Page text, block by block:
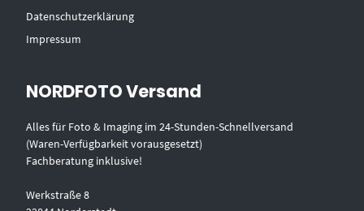
Datenschutzerklärung
Impressum
NORDFOTO Versand
Alles für Foto & Imaging im 24-Stunden-Schnellversand
(Waren-Verfügbarkeit vorausgesetzt)
Fachberatung inklusive!
Werkstraße 8